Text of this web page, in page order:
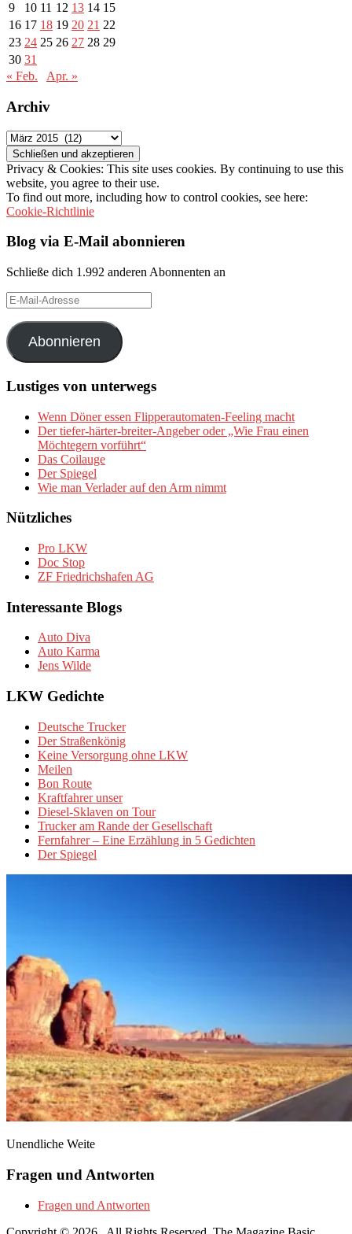
9
10 11 12 13 14 15
16 17 18 19 20 21 22
23 24 25 26 27 28 29
30 31
« Feb.
Apr. »
Archiv
Archiv
Privacy & Cookies: This site uses cookies. By continuing to use this
website, you agree to their use.
To find out more, including how to control cookies, see here:
Cookie-Richtlinie
Blog via E-Mail abonnieren
Schließe dich 1.992 anderen Abonnenten an
E-
Mail-
Adresse
Abonnieren
Lustiges von unterwegs
Wenn Döner essen Flipperautomaten-Feeling macht
Der tiefer-härter-breiter-Angeber oder „Wie Frau einen
Möchtegern vorführt“
Das Coilauge
Der Spiegel
Wie man Verlader auf den Arm nimmt
Nützliches
Pro LKW
Doc Stop
ZF Friedrichshafen AG
Interessante Blogs
Auto Diva
Auto Karma
Jens Wilde
LKW Gedichte
Deutsche Trucker
Der Straßenkönig
Keine Versorgung ohne LKW
Meilen
Bon Route
Kraftfahrer unser
Diesel-Sklaven on Tour
Trucker am Rande der Gesellschaft
Fernfahrer – Eine Erzählung in 5 Gedichten
Der Spiegel
Unendliche Weite
Fragen und Antworten
Fragen und Antworten